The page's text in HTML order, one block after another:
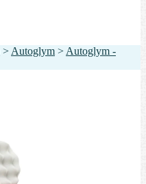
> Autoglym > Autoglym -